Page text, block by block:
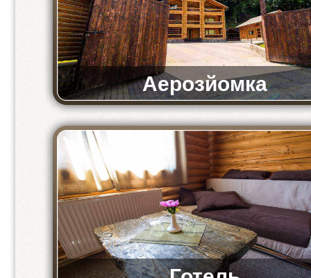
Аерозйомка
Відео-аерозйомка комплексу «Кремениця»